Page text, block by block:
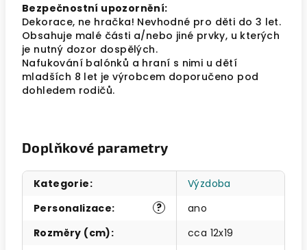
Bezpečnostní upozornění:
Dekorace, ne hračka! Nevhodné pro děti do 3 let.
Obsahuje malé části a/nebo jiné prvky, u kterých
je nutný dozor dospělých.
Nafukování balónků a hraní s nimi u dětí
mladších 8 let je výrobcem doporučeno pod
dohledem rodičů.
Doplňkové parametry
Kategorie:
Výzdoba
?
Personalizace:
ano
Rozměry (cm):
cca 12x19